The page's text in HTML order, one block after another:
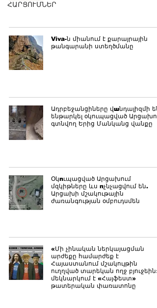
ՀԱՐՑՈՒՄՆԵՐ
Viva-ն միանում է քարայրային
թանգարանի ստեղծմանը
Ադրբեջանցիները վшնդալիզմի են
ենթարկել օկուպացված
գտնվող Երից Մանկանց վանքը
Օկnւպացված Արցախում
մզկիթները ևս nչնչացվում են.
Արցախի մշակութային
ժառանգության օմբուդսմեն
«Մի չինական ներկայացման
արժեքը համարժեք է
Հայաստանում մշակույթին
ուղղված տարեկան ողջ
մեկնարկում է «Հայֆեստ»
թատերական փառատոնը